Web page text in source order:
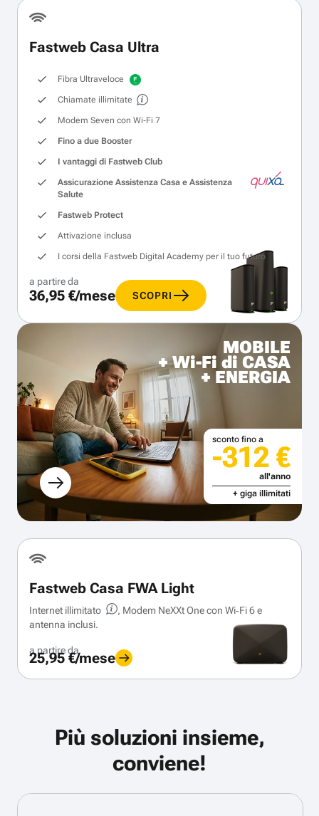
Fastweb Casa Ultra
Fibra Ultraveloce
Chiamate illimitate
Modem Seven con Wi‑Fi 7
Fino a due Booster
I vantaggi di Fastweb Club
Assicurazione Assistenza Casa e Assistenza
Salute
Fastweb Protect
Attivazione inclusa
I corsi della Fastweb Digital Academy per il tuo futuro
a partire da
36,95 €/mese SCOPRI
MOBILE
+ Wi-Fi di CASA
+ ENERGIA
sconto fino a
-312 €
all'anno
+ giga illimitati
Fastweb Casa FWA Light
Internet illimitato
, Modem NeXXt One con Wi‑Fi 6 e
antenna inclusi.
a partire da
25,95 €/mese
Più soluzioni insieme,
conviene!